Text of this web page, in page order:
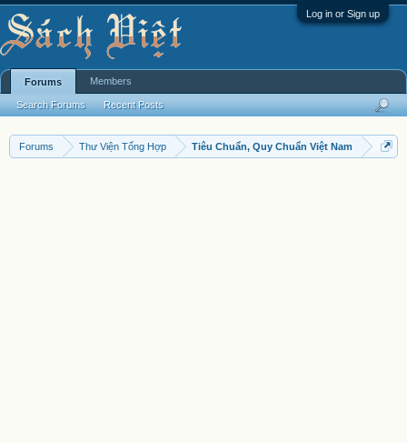
Log in or Sign up
Forums Thư Viện Tổng Hợp Tiêu Chuẩn, Quy Chuẩn Việt Nam
Forums
Search Forums Recent Posts
Members